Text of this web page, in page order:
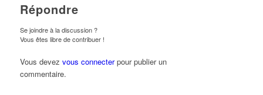
Répondre
Se joindre à la discussion ?
Vous êtes libre de contribuer !
Vous devez vous connecterpour publier un
commentaire.